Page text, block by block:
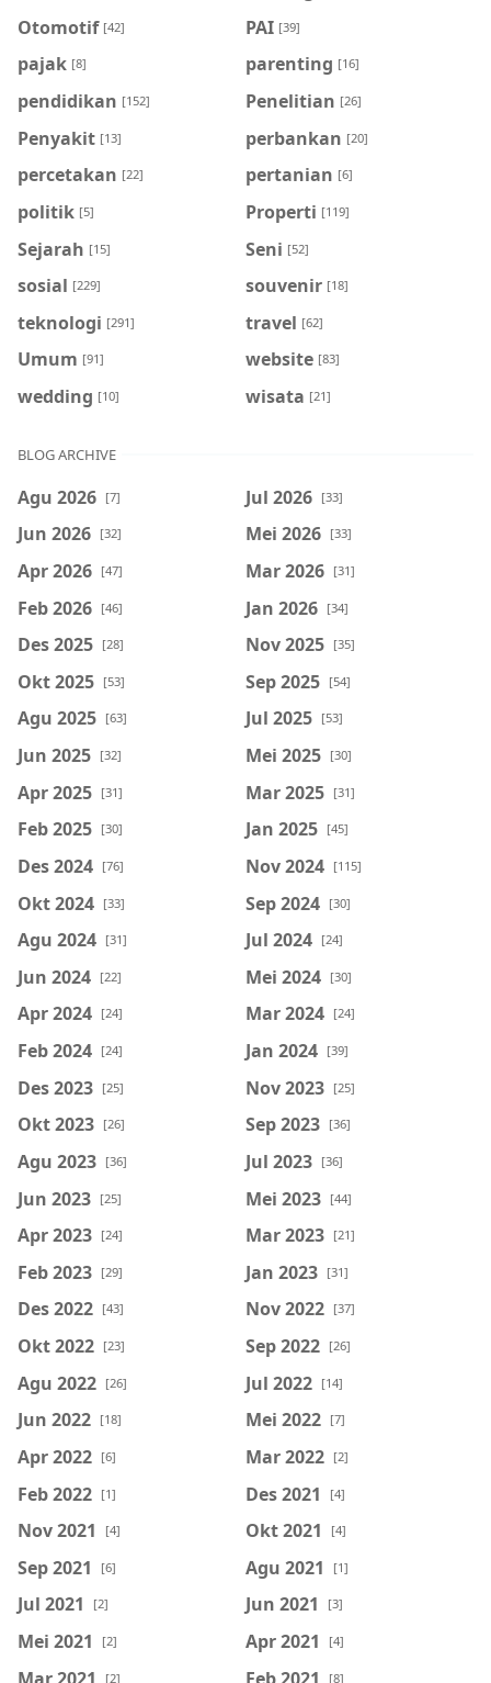
Otomotif [42] PAI [39]
pajak [8] parenting [16]
pendidikan [152] Penelitian [26]
Penyakit [13] perbankan [20]
percetakan [22] pertanian [6]
politik [5] Properti [119]
Sejarah [15] Seni [52]
sosial [229] souvenir [18]
teknologi [291] travel [62]
Umum [91] website [83]
wedding [10] wisata [21]
BLOG ARCHIVE
Agu 2026 [7] Jul 2026 [33]
Jun 2026 [32] Mei 2026 [33]
Apr 2026 [47] Mar 2026 [31]
Feb 2026 [46] Jan 2026 [34]
Des 2025 [28] Nov 2025 [35]
Okt 2025 [53] Sep 2025 [54]
Agu 2025 [63] Jul 2025 [53]
Jun 2025 [32] Mei 2025 [30]
Apr 2025 [31] Mar 2025 [31]
Feb 2025 [30] Jan 2025 [45]
Des 2024 [76] Nov 2024 [115]
Okt 2024 [33] Sep 2024 [30]
Agu 2024 [31] Jul 2024 [24]
Jun 2024 [22] Mei 2024 [30]
Apr 2024 [24] Mar 2024 [24]
Feb 2024 [24] Jan 2024 [39]
Des 2023 [25] Nov 2023 [25]
Okt 2023 [26] Sep 2023 [36]
Agu 2023 [36] Jul 2023 [36]
Jun 2023 [25] Mei 2023 [44]
Apr 2023 [24] Mar 2023 [21]
Feb 2023 [29] Jan 2023 [31]
Des 2022 [43] Nov 2022 [37]
Okt 2022 [23] Sep 2022 [26]
Agu 2022 [26] Jul 2022 [14]
Jun 2022 [18] Mei 2022 [7]
Apr 2022 [6] Mar 2022 [2]
Feb 2022 [1] Des 2021 [4]
Nov 2021 [4] Okt 2021 [4]
Sep 2021 [6] Agu 2021 [1]
Jul 2021 [2] Jun 2021 [3]
Mei 2021 [2] Apr 2021 [4]
Mar 2021 [2] Feb 2021 [8]